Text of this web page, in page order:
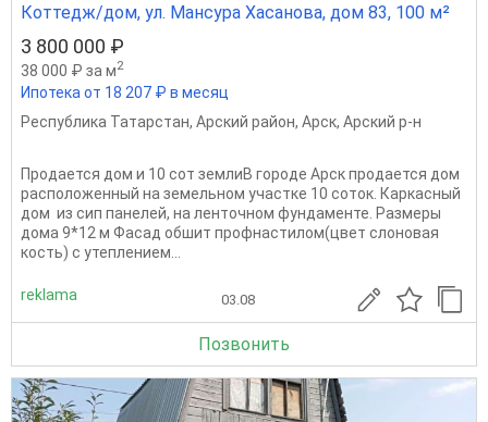
Коттедж/дом, ул. Мансура Хасанова, дом 83, 100 м²
3 800 000 ₽
38 000 ₽ за м2
Ипотека от 18 207 ₽ в месяц
Республика Татарстан, Арский район, Арск, Арский р-н
Продается дом и 10 сот землиВ городе Арск продается дом
расположенный на земельном участке 10 соток. Каркасный
дом из сип панелей, на ленточном фундаменте. Размеры
дома 9*12 м Фасад обшит профнастилом(цвет слоновая
кость) с утеплением...
reklama 03.08
Позвонить